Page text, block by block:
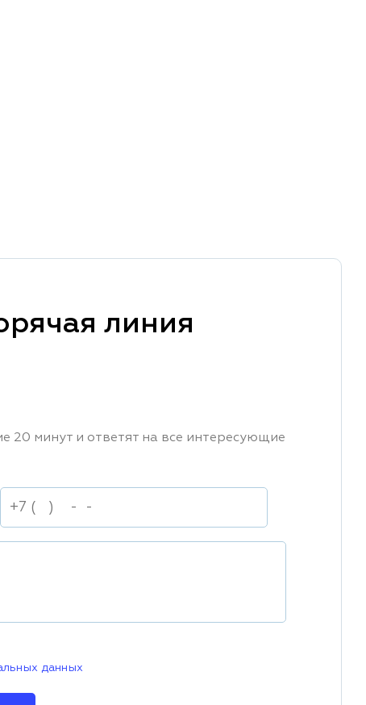
линия
20 минут и ответят на все интересующие
данных